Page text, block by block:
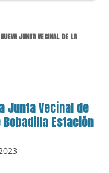
JUNTA VECINAL DE LA
Junta Vecinal de
Estación